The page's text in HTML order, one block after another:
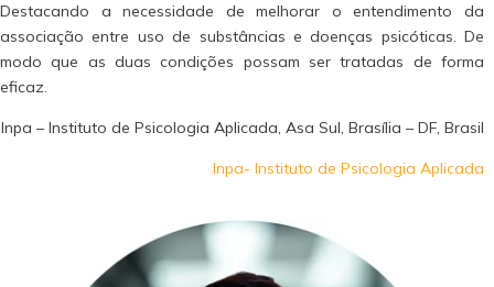
Destacando a necessidade de melhorar o entendimento da
associação entre uso de substâncias e doenças psicóticas. De
modo que as duas condições possam ser tratadas de forma
eficaz.
Inpa – Instituto de Psicologia Aplicada, Asa Sul, Brasília – DF, Brasil
Inpa- Instituto de Psicologia Aplicada